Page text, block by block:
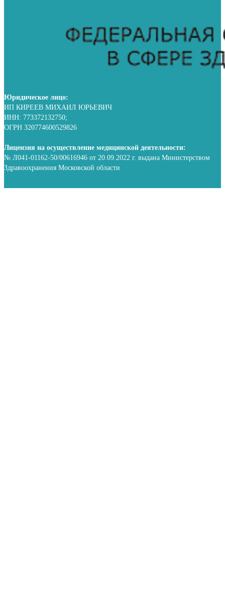
Юридическое лицо:
ИП КИРЕЕВ МИХАИЛ ЮРЬЕВИЧ
ИНН: 773372132750;
ОГРН 320774600529826
Лицензия на осуществление медицинской деятельности:
№ Л041-01162-50/00616946 от 20.09.2022 г. выдана Министерством
Здравоохранения Московской области